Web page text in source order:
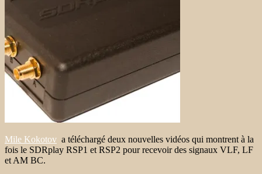
Mile Kokotov a téléchargé deux nouvelles vidéos qui montrent à la
fois le SDRplay RSP1 et RSP2 pour recevoir des signaux VLF, LF
et AM BC.